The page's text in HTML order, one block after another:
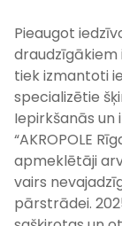
Pieaugot
tiek izmantoti
specializētie
Iepirkšanās un
“AKROPOLE
apmeklētāji
vairs
pārstrādei.